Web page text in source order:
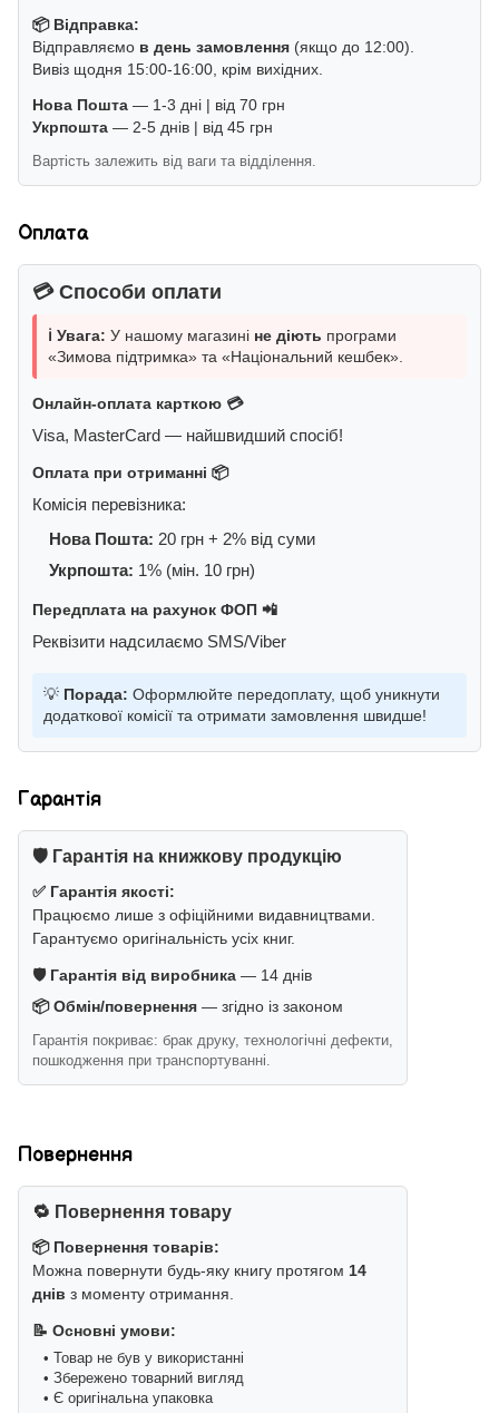
📦 Відправка:
Відправляємо в день замовлення (якщо до 12:00).
Вивіз щодня 15:00-16:00, крім вихідних.
Нова Пошта — 1-3 дні | від 70 грн
Укрпошта — 2-5 днів | від 45 грн
Вартість залежить від ваги та відділення.
Оплата
💳 Способи оплати
ℹ️ Увага: У нашому магазині не діють програми
«Зимова підтримка» та «Національний кешбек».
Онлайн-оплата карткою 💳
Visa, MasterCard — найшвидший спосіб!
Оплата при отриманні 📦
Комісія перевізника:
Нова Пошта: 20 грн + 2% від суми
Укрпошта: 1% (мін. 10 грн)
Передплата на рахунок ФОП 📲
Реквізити надсилаємо SMS/Viber
💡 Порада: Оформлюйте передоплату, щоб уникнути
додаткової комісії та отримати замовлення швидше!
Гарантія
🛡️ Гарантія на книжкову продукцію
✅ Гарантія якості:
Працюємо лише з офіційними видавництвами.
Гарантуємо оригінальність усіх книг.
🛡️ Гарантія від виробника — 14 днів
📦 Обмін/повернення — згідно із законом
Гарантія покриває: брак друку, технологічні дефекти,
пошкодження при транспортуванні.
Повернення
🔁 Повернення товару
📦 Повернення товарів:
Можна повернути будь-яку книгу протягом 14
днів з моменту отримання.
📝 Основні умови:
• Товар не був у використанні
• Збережено товарний вигляд
• Є оригінальна упаковка